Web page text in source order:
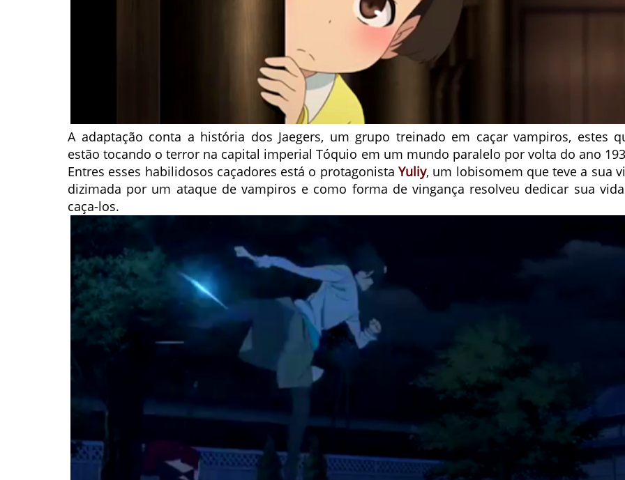
A adaptação conta a história dos Jaegers, um grupo treinado em caçar vampiros, estes
estão tocando o terror na capital imperial Tóquio em um mundo paralelo por volta do ano
Entres esses habilidosos caçadores está o protagonista Yuliy, um lobisomem que teve a sua
dizimada por um ataque de vampiros e como forma de vingança resolveu dedicar sua
caça-los.